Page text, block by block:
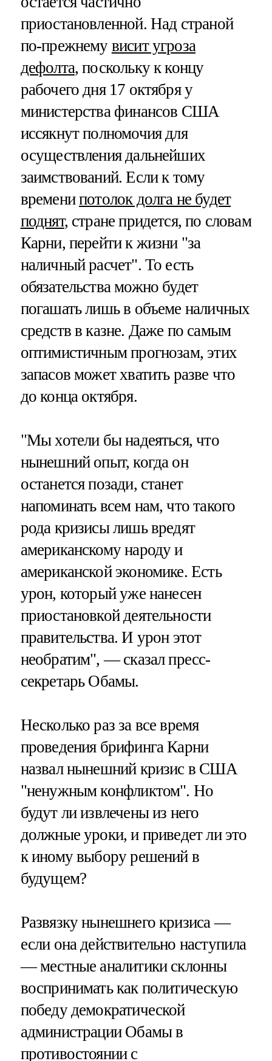
приостановленной. Над страной
по-прежнему висит угроза
дефолта, поскольку к концу
рабочего дня 17 октября у
министерства финансов США
иссякнут полномочия для
осуществления дальнейших
заимствований. Если к тому
временипотолок долга не будет
поднят, стране придется, по словам
Карни, перейти к жизни "за
наличный расчет". То есть
обязательства можно будет
погашать лишь в объеме наличных
средств в казне. Даже по самым
оптимистичным прогнозам, этих
запасов может хватить разве что
до конца октября.
"Мы хотели бы надеяться, что
нынешний опыт, когда он
останется позади, станет
напоминать всем нам, что такого
рода кризисы лишь вредят
американскому народу и
американской экономике. Есть
урон, который уже нанесен
приостановкой деятельности
правительства. И урон этот
необратим", — сказал пресс-
секретарь Обамы.
Несколько раз за все время
проведения брифинга Карни
назвал нынешний кризис в США
"ненужным конфликтом". Но
будут ли извлечены из него
должные уроки, и приведет ли это
к иному выбору решений в
будущем?
Развязку нынешнего кризиса —
если она действительно наступила
— местные аналитики склонны
воспринимать как политическую
победу демократической
администрации Обамы в
противостоянии с